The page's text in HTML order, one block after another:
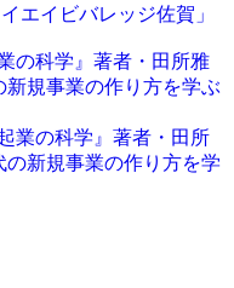
の科学』著者・田所雅
規事業の作り方を学ぶ